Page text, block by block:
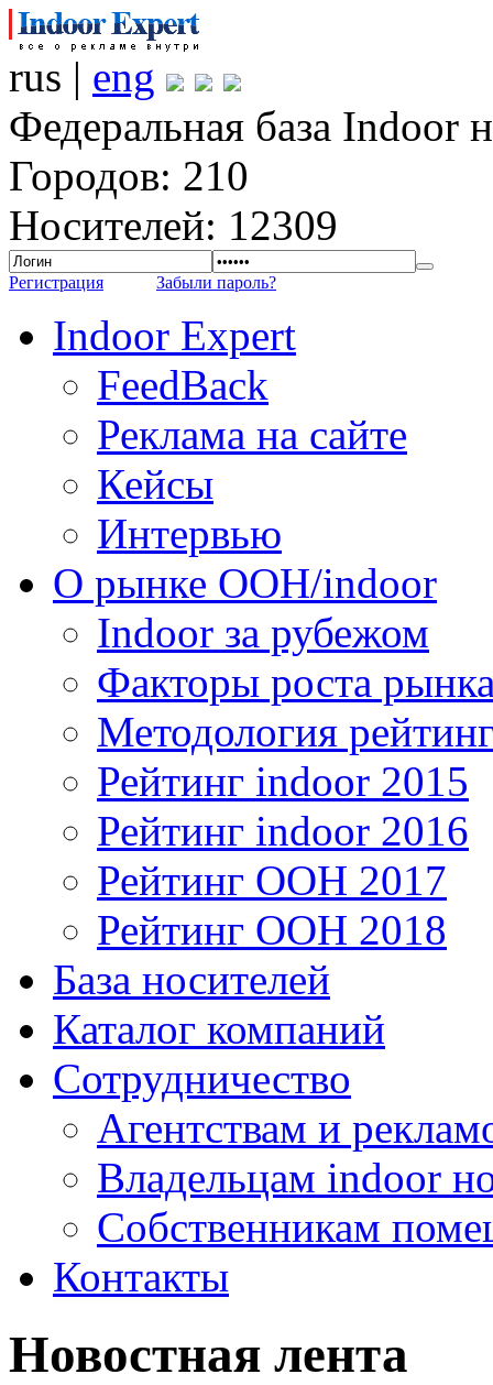
rus | eng
Федеральная база Indoor
Городов: 210
Носителей: 12309
Регистрация Забыли пароль?
Indoor Expert
FeedBack
Реклама на сайте
Кейсы
Интервью
О рынке OOH/indoor
Indoor за рубежом
Факторы роста
Методология
Рейтинг indoor 2015
Рейтинг indoor 2016
Рейтинг OOH 2017
Рейтинг OOH 2018
База носителей
Каталог компаний
Сотрудничество
Агентствам и
Владельцам indoor
Собственникам
Контакты
Новостная лента